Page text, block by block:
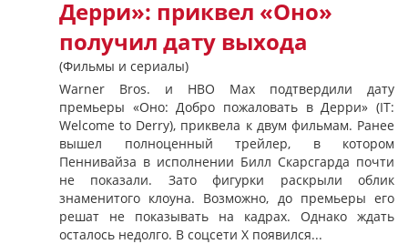
Дерри»: приквел «Оно»
получил дату выхода
(Фильмы и сериалы)
Warner Bros. и HBO Max подтвердили дату
премьеры «Оно: Добро пожаловать в Дерри» (IT:
Welcome to Derry), приквела к двум фильмам. Ранее
вышел полноценный трейлер, в котором
Пеннивайза в исполнении Билл Скарсгарда почти
не показали. Зато фигурки раскрыли облик
знаменитого клоуна. Возможно, до премьеры его
решат не показывать на кадрах. Однако ждать
осталось недолго. В соцсети X появился...